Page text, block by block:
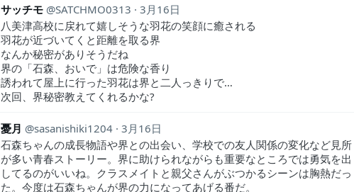
サッチモ SATCHMO0313
3月16日
八美津高校に戻れて嬉しそうな羽花の笑顔に癒される
羽花が近づいてくと距離を取る界
なんか秘密がありそうだね
界の「石森、おいで」は危険な香り
誘われて屋上に行った羽花は界と二人っきりで…
次回、界秘密教えてくれるかな?
憂月 sasanishiki1204
3月16日
石森ちゃんの成長物語や界との出会い、学校での友人関係の変化など見所
が多い青春ストーリー。界に助けられながらも重要なところでは勇気を出
してるのがいいね。クラスメイトと親父さんがぶつかるシーンは胸熱だっ
た。今度は石森ちゃんが界の力になってあげる番だ。